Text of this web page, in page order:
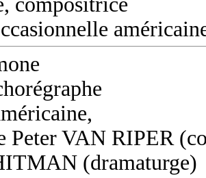
Peter VAN RIPER
(dramaturge)